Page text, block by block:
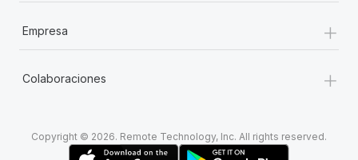
Empresa +
Colaboraciones +
Copyright © 2026. Remote Technology, Inc. All rights reserved.